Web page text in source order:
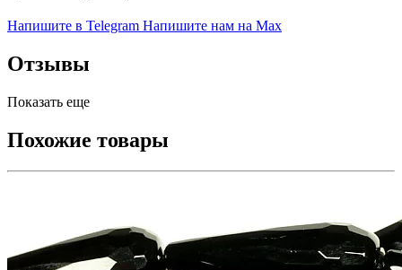
Напишите в Telegram Напишите нам на Max
Отзывы
Показать еще
Похожие товары